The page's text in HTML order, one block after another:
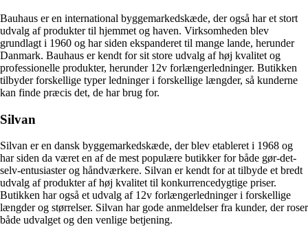
Bauhaus er en international byggemarkedskæde, der også har et stort
udvalg af produkter til hjemmet og haven. Virksomheden blev
grundlagt i 1960 og har siden ekspanderet til mange lande, herunder
Danmark. Bauhaus er kendt for sit store udvalg af høj kvalitet og
professionelle produkter, herunder 12v forlængerledninger. Butikken
tilbyder forskellige typer ledninger i forskellige længder, så kunderne
kan finde præcis det, de har brug for.
Silvan
Silvan er en dansk byggemarkedskæde, der blev etableret i 1968 og
har siden da været en af de mest populære butikker for både gør-det-
selv-entusiaster og håndværkere. Silvan er kendt for at tilbyde et bredt
udvalg af produkter af høj kvalitet til konkurrencedygtige priser.
Butikken har også et udvalg af 12v forlængerledninger i forskellige
længder og størrelser. Silvan har gode anmeldelser fra kunder, der roser
både udvalget og den venlige betjening.